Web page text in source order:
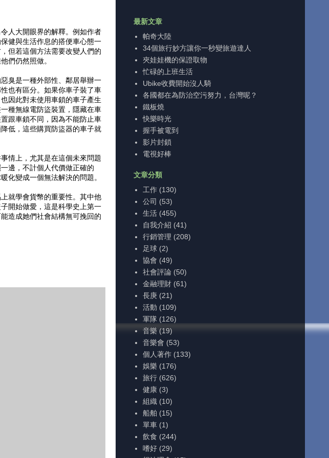
人大開眼界的解釋。例如作者
健與生活作息的搭便車心態一
但若這個方法需要改變人們的
們仍然照做。
臭是一種外部性、鄰居舉辦一
也有區分。如果你車子裝了車
因此對未使用車鎖的車子產生
種無線電防盜裝置，隱藏在車
跟車鎖不同，因為不能防止車
低，這些購買防盜器的車子就
情上，尤其是在這個未來問題
邊，不計個人代價做正確的
化變成一個無法解決的問題。
就學會貨幣的重要性。其中他
開始做愛，這是科學史上第一
造成她們社會結構無可挽回的
最新文章
帕奇大陸
34個旅行妙方讓你一秒變旅遊達人
夾娃娃機的保證取物
忙碌的上班生活
Ubike收費開始沒人騎
各國都在為防治空污努力，台灣呢？
鐵板燒
快樂時光
握手被電到
影片封鎖
電視好棒
文章分類
工作 (130)
公司 (53)
生活 (455)
自我介紹 (41)
行銷管理 (208)
足球 (2)
協會 (49)
社會評論 (50)
金融理財 (61)
長庚 (21)
活動 (109)
軍隊 (126)
音樂 (19)
音樂會 (53)
個人著作 (133)
娛樂 (176)
旅行 (626)
健康 (3)
組織 (10)
船舶 (15)
單車 (1)
飲食 (244)
嗜好 (29)